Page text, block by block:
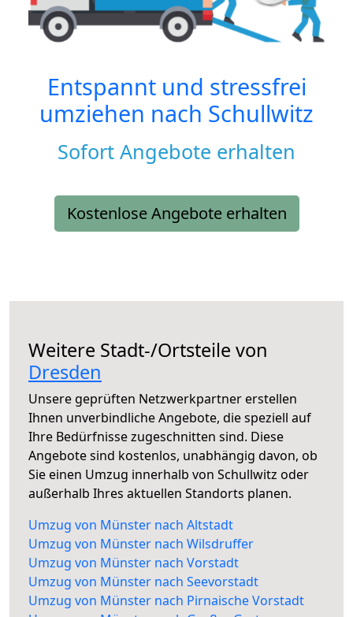
Entspannt und stressfrei
umziehen nach Schullwitz
Sofort Angebote erhalten
Kostenlose Angebote erhalten
Weitere Stadt-/Ortsteile von
Dresden
Unsere geprüften Netzwerkpartner erstellen
Ihnen unverbindliche Angebote, die speziell auf
Ihre Bedürfnisse zugeschnitten sind. Diese
Angebote sind kostenlos, unabhängig davon, ob
Sie einen Umzug innerhalb von Schullwitz oder
außerhalb Ihres aktuellen Standorts planen.
Umzug von Münster nach Altstadt
Umzug von Münster nach Wilsdruffer
Umzug von Münster nach Vorstadt
Umzug von Münster nach Seevorstadt
Umzug von Münster nach Pirnaische Vorstadt